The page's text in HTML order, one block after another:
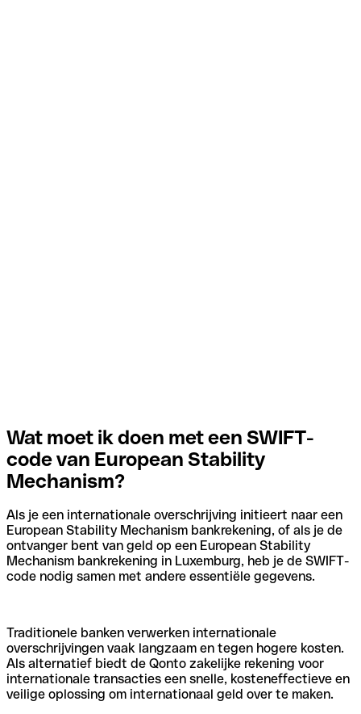
Wat moet ik doen met een SWIFT-
code van European Stability
Mechanism?
Als je een internationale overschrijving initieert naar een
European Stability Mechanism bankrekening, of als je de
ontvanger bent van geld op een European Stability
Mechanism bankrekening in Luxemburg, heb je de SWIFT-
code nodig samen met andere essentiële gegevens.
Traditionele banken verwerken internationale
overschrijvingen vaak langzaam en tegen hogere kosten.
Als alternatief biedt de Qonto zakelijke rekening voor
internationale transacties een snelle, kosteneffectieve en
veilige oplossing om internationaal geld over te maken.